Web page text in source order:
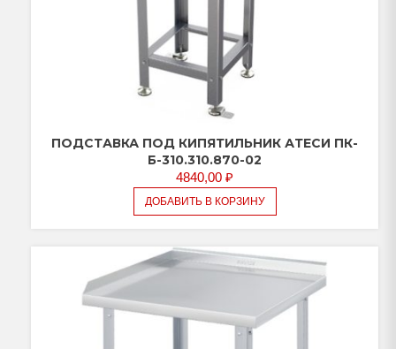
ПОДСТАВКА ПОД КИПЯТИЛЬНИК АТЕСИ ПК-
Б-310.310.870-02
4840,00 ₽
ДОБАВИТЬ В КОРЗИНУ